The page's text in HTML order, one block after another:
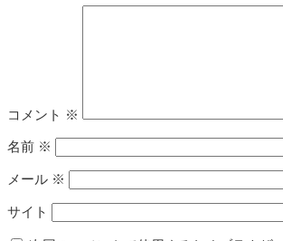
コメント ※
名前 ※
メール ※
サイト